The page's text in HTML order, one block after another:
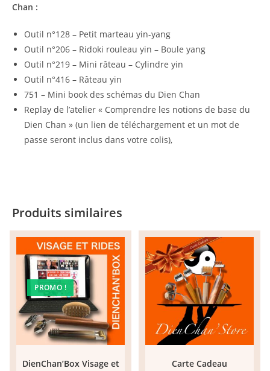
Chan :
Outil n°128 – Petit marteau yin-yang
Outil n°206 – Ridoki rouleau yin – Boule yang
Outil n°219 – Mini râteau – Cylindre yin
Outil n°416 – Râteau yin
751 – Mini book des schémas du Dien Chan
Replay de l’atelier « Comprendre les notions de base du
Dien Chan » (un lien de téléchargement et un mot de
passe seront inclus dans votre colis),
Produits similaires
PROMO !
DienChan’Box Visage et
Carte Cadeau